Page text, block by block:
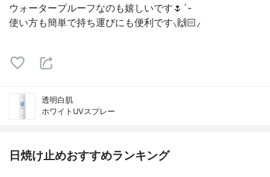
ウォータープルーフなのも嬉しいです🌷︎´-
使い方も簡単で持ち運びにも便利です⸜🙌🏻⸝‍
透明白肌
ホワイトUVスプレー
日焼け止めおすすめランキング